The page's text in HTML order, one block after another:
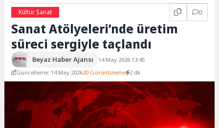
Kültür Sanat
0
Sanat Atölyeleri’nde üretim
süreci sergiyle taçlandı
Beyaz Haber Ajansı
14 May 2026 13:45
Güncelleme: 14 May 202620 Görüntüleme 2 dk.